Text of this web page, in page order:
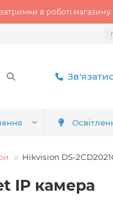
в роботі
Hikvision DS-
IP камера